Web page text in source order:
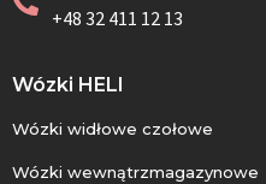
+48 32 411 12 13
Wózki HELI
Wózki widłowe czołowe
Wózki wewnątrzmagazynowe